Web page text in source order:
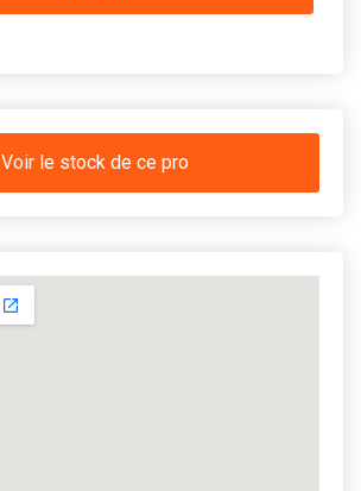
Voir le stock de ce pro